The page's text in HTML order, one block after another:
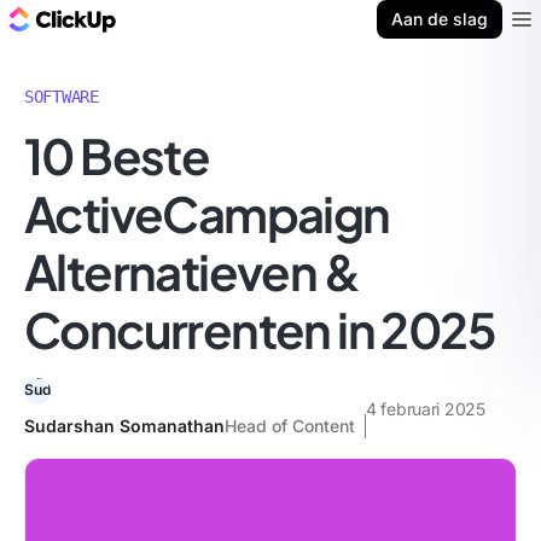
Aan de slag
SOFTWARE
10 Beste
ActiveCampaign
Alternatieven &
Concurrenten in 2025
Sudarshan SomanathanHead of Content
4 februari 2025